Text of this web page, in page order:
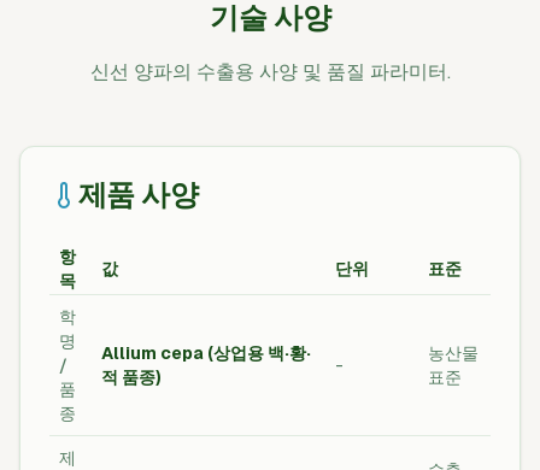
기술 사양
신선 양파의 수출용 사양 및 품질 파라미터.
제품 사양
항
목
값 단위 표준
학
명
/
품
종
Allium cepa (상업용 백·황·
적 품종)
-
농산물
표준
제